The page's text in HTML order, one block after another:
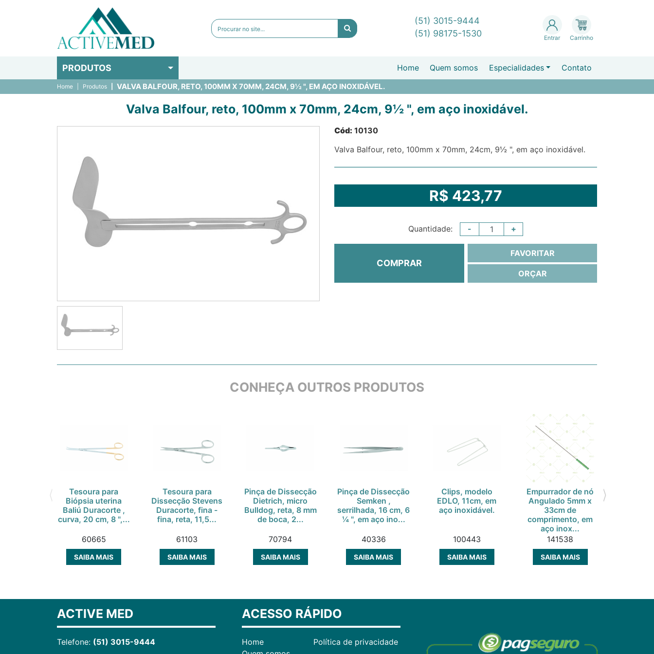
(51) 3015-9444
(51) 98175-1530
Entrar Carrinho
PRODUTOS Home Quem somos Especialidades Contato
Home Produtos VALVA BALFOUR, RETO, 100MM X 70MM, 24CM, 9½ ", EM AÇO INOXIDÁVEL.
Valva Balfour, reto, 100mm x 70mm, 24cm, 9½ ", em aço inoxidável.
Cód: 10130
Valva Balfour, reto, 100mm x 70mm, 24cm, 9½ ", em aço inoxidável.
R$ 423,77
Quantidade: - +
COMPRAR
FAVORITAR
ORÇAR
CONHEÇA OUTROS PRODUTOS
Tesoura para
Biópsia uterina
Baliú Duracorte ,
curva, 20 cm, 8 ",...
60665
SAIBA MAIS
Tesoura para
Dissecção Stevens
Duracorte, fina -
fina, reta, 11,5...
61103
SAIBA MAIS
Pinça de Dissecção
Dietrich, micro
Bulldog, reta, 8 mm
de boca, 2...
70794
SAIBA MAIS
Pinça de Dissecção
Semken ,
serrilhada, 16 cm, 6
¼ ", em aço ino...
40336
SAIBA MAIS
Clips, modelo
EDLO, 11cm, em
aço inoxidável.
100443
SAIBA MAIS
Empurrador de nó
Angulado 5mm x
33cm de
comprimento, em
aço inox...
141538
SAIBA MAIS
ACTIVE MED
Telefone: (51) 3015-9444
ACESSO RÁPIDO
Home
Política de privacidade